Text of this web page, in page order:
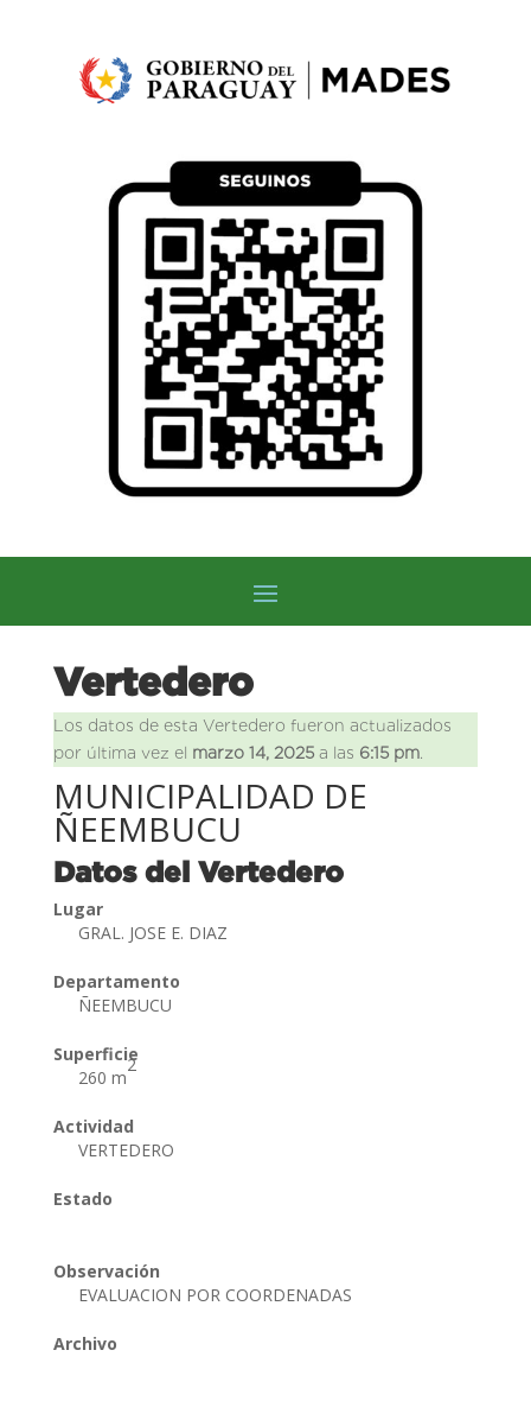
Vertedero
Los datos de esta Vertedero fueron actualizados
por última vez el marzo 14, 2025a las 6:15 pm.
MUNICIPALIDAD DE
ÑEEMBUCU
Datos del Vertedero
Lugar
GRAL. JOSE E. DIAZ
Departamento
ÑEEMBUCU
Superficie
260 m
2
Actividad
VERTEDERO
Estado
Observación
EVALUACION POR COORDENADAS
Archivo